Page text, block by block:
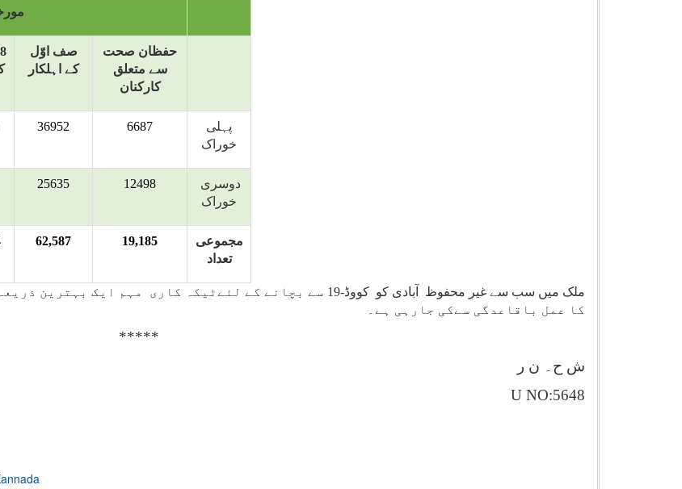
مورخہ18
حفظان صحت
سے متعلق
کارکنان
صف اوّل
کے اہلکار
پہلی
خوراک
6687
36952
دوسری
خوراک
12498
25635
مجموعی
تعداد
19,185
62,587
ملک میں سب سے غیر محفوظ آبادی کو کووڈ-19 سے بچانے کے لئےٹیکہ
کا عمل باقاعدگی سےکی جارہی ہے۔
*****
ش ح۔ ن ر
U NO:5648